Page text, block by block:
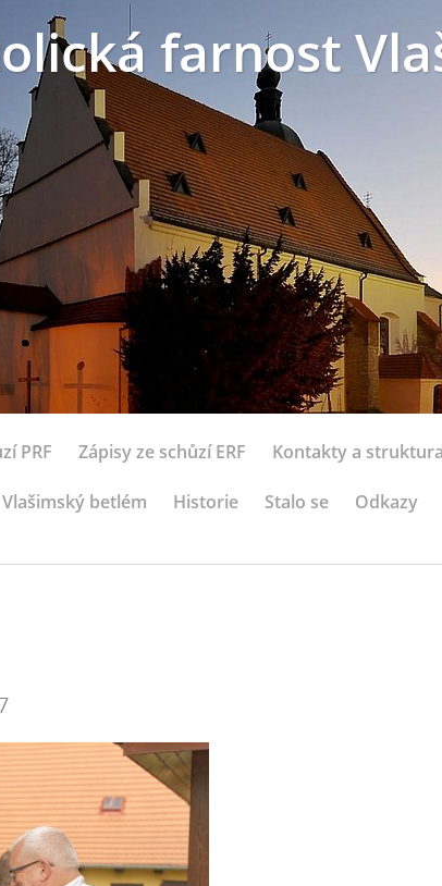
farnost
PRF Zápisy ze schůzí ERF Kontakty a struktura
Vlašimský betlém Historie Stalo se Odkazy